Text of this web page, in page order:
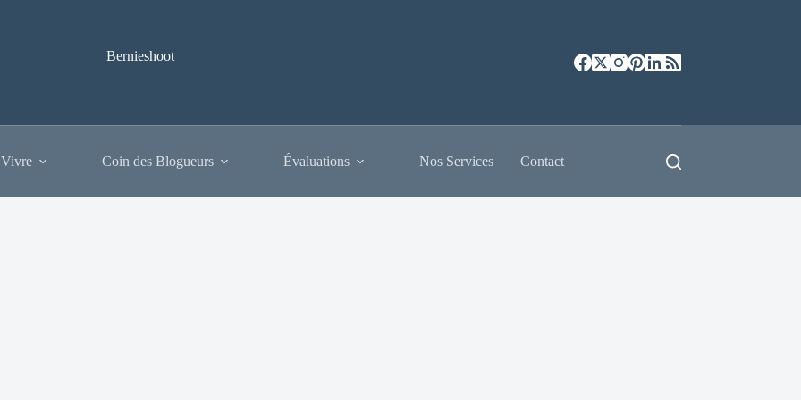
Bernieshoot
Coin des Blogueurs Évaluations Nos Services Contact